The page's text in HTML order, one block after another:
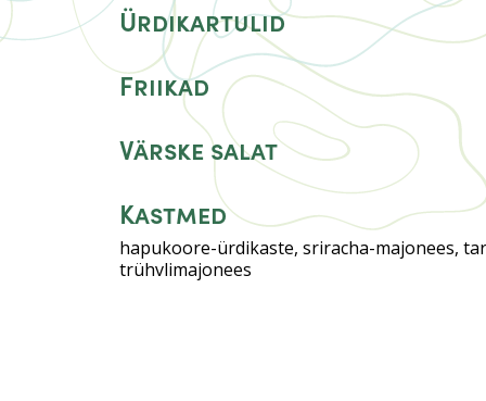
Ürdikartulid
Friikad
Värske salat
Kastmed
hapukoore-ürdikaste, sriracha-majonees,
trühvlimajonees